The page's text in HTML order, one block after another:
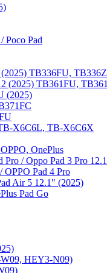
Poco Pad
(2025) TB336FU,
(2025) TB361FU,
(2025)
X6C6L, TB-X6C6X
OnePlus
Pro / Oppo Pad 3 Pro
OPPO Pad 4 Pro
Air 5 12.1" (2025)
Pad Go
HEY3-N09)